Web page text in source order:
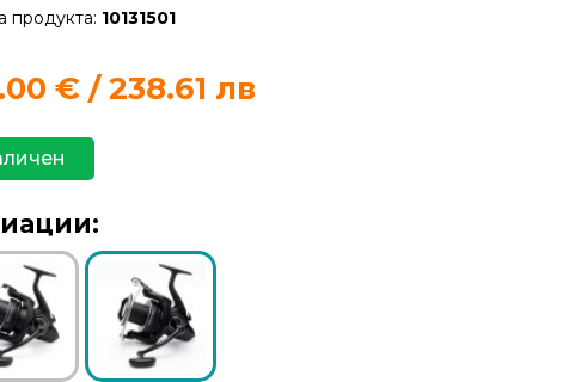
продукта: 10131501
€ / 238.61 лв